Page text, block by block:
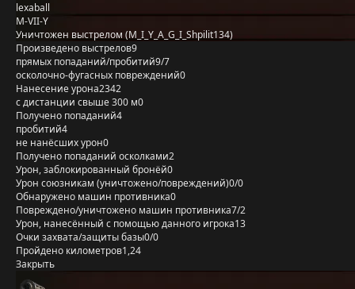
lexaball
M-VII-Y
Уничтожен выстрелом (M_I_Y_A_G_I_Shpilit134)
Произведено выстрелов9
прямых попаданий/пробитий9/7
осколочно-фугасных повреждений0
Нанесение урона2342
с дистанции свыше 300 м0
Получено попаданий4
пробитий4
не нанёсших урон0
Получено попаданий осколками2
Урон, заблокированный бронёй0
Урон союзникам (уничтожено/повреждений)0/0
Обнаружено машин противника0
Повреждено/уничтожено машин противника7/2
Урон, нанесённый с помощью данного игрока13
Очки захвата/защиты базы0/0
Пройдено километров1,24
Закрыть